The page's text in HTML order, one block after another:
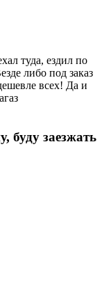
туда, ездил по
либо под заказ
всех! Да и
буду заезжать